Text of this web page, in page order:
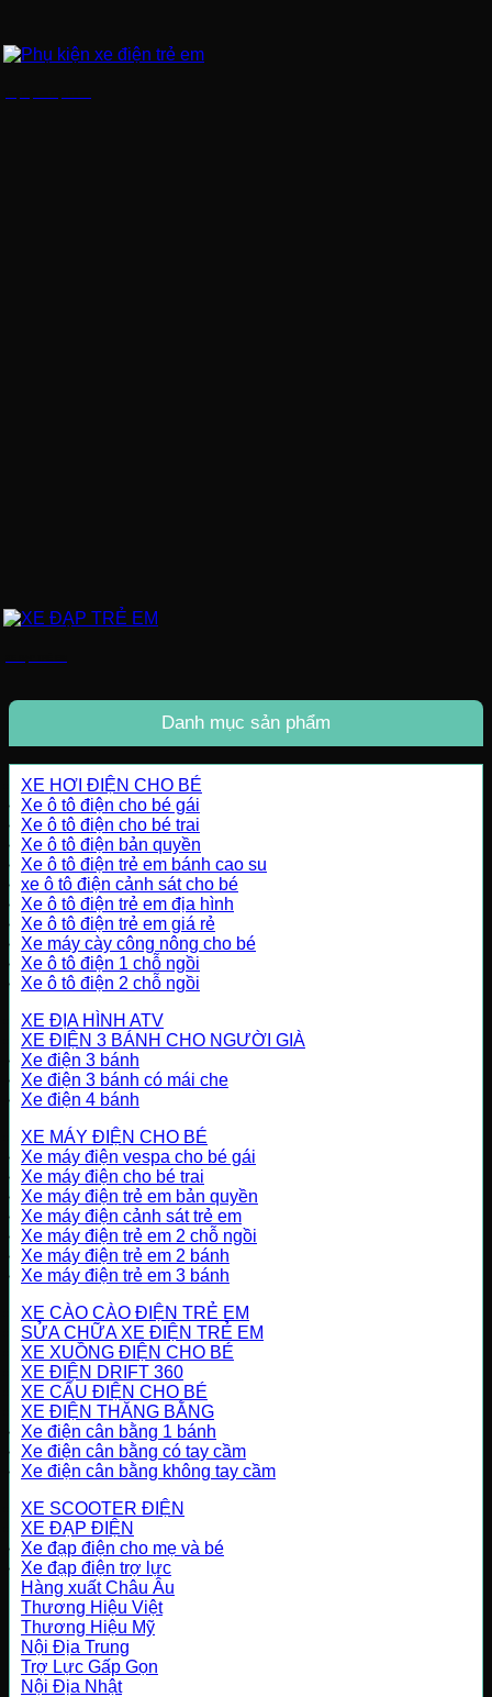
Danh mục sản phẩm
XE HƠI ĐIỆN CHO BÉ
Xe ô tô điện cho bé gái
Xe ô tô điện cho bé trai
Xe ô tô điện bản quyền
Xe ô tô điện trẻ em bánh cao su
xe ô tô điện cảnh sát cho bé
Xe ô tô điện trẻ em địa hình
Xe ô tô điện trẻ em giá rẻ
Xe máy cày công nông cho bé
Xe ô tô điện 1 chỗ ngồi
Xe ô tô điện 2 chỗ ngồi
XE ĐỊA HÌNH ATV
XE ĐIỆN 3 BÁNH CHO NGƯỜI GIÀ
Xe điện 3 bánh
Xe điện 3 bánh có mái che
Xe điện 4 bánh
XE MÁY ĐIỆN CHO BÉ
Xe máy điện vespa cho bé gái
Xe máy điện cho bé trai
Xe máy điện trẻ em bản quyền
Xe máy điện cảnh sát trẻ em
Xe máy điện trẻ em 2 chỗ ngồi
Xe máy điện trẻ em 2 bánh
Xe máy điện trẻ em 3 bánh
XE CÀO CÀO ĐIỆN TRẺ EM
SỬA CHỮA XE ĐIỆN TRẺ EM
XE XUỒNG ĐIỆN CHO BÉ
XE ĐIỆN DRIFT 360
XE CẨU ĐIỆN CHO BÉ
XE ĐIỆN THĂNG BẰNG
Xe điện cân bằng 1 bánh
Xe điện cân bằng có tay cầm
Xe điện cân bằng không tay cầm
XE SCOOTER ĐIỆN
XE ĐẠP ĐIỆN
Xe đạp điện cho mẹ và bé
Xe đạp điện trợ lực
Hàng xuất Châu Âu
Thương Hiệu Việt
Thương Hiệu Mỹ
Nội Địa Trung
Trợ Lực Gấp Gọn
Nội Địa Nhật